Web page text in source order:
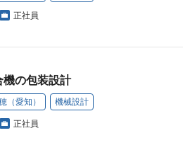
正社員
の包装設計
（愛知） 機械設計
正社員